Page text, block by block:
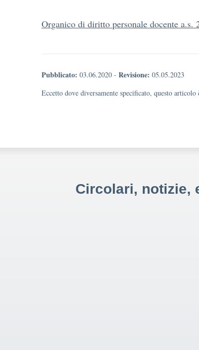
Organico di diritto personale docente a.s.
Pubblicato: 03.06.2020 - Revisione: 05.05.2023
Eccetto dove diversamente specificato, questo
Circolari, notizie,